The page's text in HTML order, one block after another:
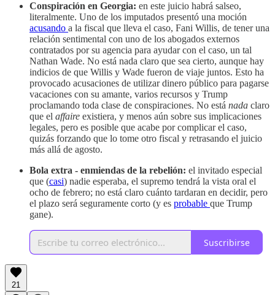
Conspiración en Georgia: en este juicio habrá salseo,
literalmente. Uno de los imputados presentó una moción
acusando a la fiscal que lleva el caso, Fani Willis, de tener una
relación sentimental con uno de los abogados externos
contratados por su agencia para ayudar con el caso, un tal
Nathan Wade. No está nada claro que sea cierto, aunque hay
indicios de que Willis y Wade fueron de viaje juntos. Esto ha
provocado acusaciones de utilizar dinero público para pagarse
vacaciones con su amante, varios recursos y Trump
proclamando toda clase de conspiraciones. No está nada claro
que el affaire existiera, y menos aún sobre sus implicaciones
legales, pero es posible que acabe por complicar el caso,
quizás forzando que lo tome otro fiscal y retrasando el juicio
más allá de agosto.
Bola extra - enmiendas de la rebelión: el invitado especial
que (casi) nadie esperaba, el supremo tendrá la vista oral el
ocho de febrero; no está claro cuánto tardaran en decidir, pero
el plazo será seguramente corto (y es probable que Trump
gane).
Suscribirse
21